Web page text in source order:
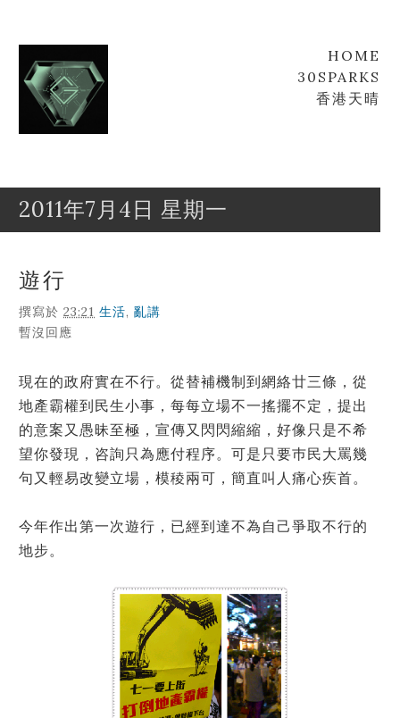
Goofyz
HOME
30SPARKS
香港天晴
2011年7月4日 星期一
遊行
撰寫於23:21 生活,亂講
暫沒回應
現在的政府實在不行。從替補機制到網絡廿三條，從
地產霸權到民生小事，每每立場不一搖擺不定，提出
的意案又愚昧至極，宣傳又閃閃縮縮，好像只是不希
望你發現，咨詢只為應付程序。可是只要巿民大罵幾
句又輕易改變立場，模稜兩可，簡直叫人痛心疾首。
今年作出第一次遊行，已經到達不為自己爭取不行的
地步。